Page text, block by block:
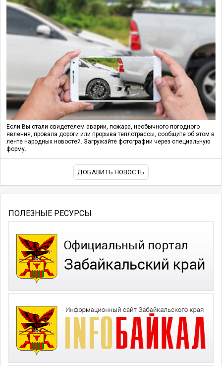
Если Вы стали свидетелем аварии, пожара, необычного погодного
явления, провала дороги или прорыва теплотрассы, сообщите об этом в
ленте народных новостей. Загружайте фотографии через специальную
форму.
ДОБАВИТЬ НОВОСТЬ
ПОЛЕЗНЫЕ РЕСУРСЫ